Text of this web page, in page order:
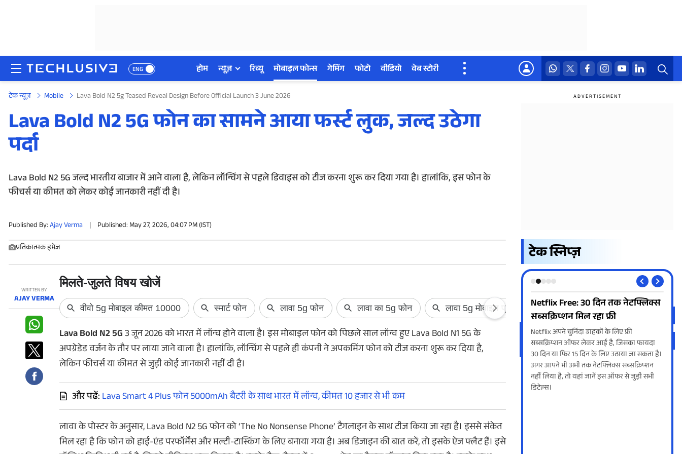
ENG होम न्यूज़ रिव्यू मोबाइल फोन्स गेमिंग फोटो वीडियो वेब स्टोरी
होम
न्यूज़
रिव्यू
मोबाइल फोन्स
फोटो
वीडियो
ऐप्स
डील्स
टेक न्यूज़ Mobile Lava Bold N2 5g Teased Reveal Design Before Official Launch 3 June 2026
Lava Bold N2 5G फोन का सामने आया फर्स्ट लुक, जल्द उठेगा
पर्दा
Lava Bold N2 5G जल्द भारतीय बाजार में आने वाला है, लेकिन लॉन्चिंग से पहले डिवाइस को टीज करना शुरू कर दिया गया है। हालांकि, इस फोन के
फीचर्स या कीमत को लेकर कोई जानकारी नहीं दी है।
Published By:Ajay Verma | Published: May 27, 2026, 04:07 PM (IST)
प्रतिकात्मक इमेज
WRITTEN BY
AJAY VERMA
Lava Bold N2 5G3 जून 2026 को भारत में लॉन्च होने वाला है। इस मोबाइल फोन को पिछले साल लॉन्च हुए Lava Bold N1 5G के
अपग्रेडेड वर्जन के तौर पर लाया जाने वाला है। हालांकि, लॉन्चिंग से पहले ही कंपनी ने अपकमिंग फोन को टीज करना शुरू कर दिया है,
लेकिन फीचर्स या कीमत से जुड़ी कोई जानकारी नहीं दी है।
और पढें: Lava Smart 4 Plus फोन 5000mAh बैटरी के साथ भारत में लॉन्च, कीमत 10 हजार से भी कम
लावा के पोस्टर के अनुसार, Lava Bold N2 5G फोन को ‘The No Nonsense Phone’ टैगलाइन के साथ टीज किया जा रहा है। इससे संकेत
मिल रहा है कि फोन को हाई-एंड परफॉर्मेंस और मल्टी-टास्किंग के लिए बनाया गया है। अब डिजाइन की बात करें, तो इसके ऐज फ्लैट हैं। इसे
टेक स्निप्ज़
घर नहीं पहुंचा SIR फॉर्म? ऐसे करें
Online डाउनलोड
SIR Form Download: अगर अभी तक BLO ने SIR
फॉर्म नहीं भेजा है... तो आपको और इंतजार करने की
जरूरत नहीं है। आप घर बैठे ऑनलाइन फॉर्म को
Netflix Free: 30 दिन तक नेटफ्लिक्स
सब्सक्रिप्शन मिल रहा फ्री
Netflix अपने चुनिंदा ग्राहकों के लिए फ्री
सब्सक्रिप्शन ऑफर लेकर आई है, जिसका फायदा
30 दिन या फिर 15 दिन के लिए उठाया जा सकता है।
Airplane Mode Vs DND: कौन-सा
मोड सेव करता है ज्यादा बैटरी
Airplane मोड और Do Not Disturb दोनों ही काम
के फीचर हैं। दोनों के उपयोग से बैटरी सेव होती है।
ऐसे में सवाल उठता है कि कौन-सा फीचर ज्यादा बैटरी
बचाता है। जानने के लिए खबर पढ़ें।